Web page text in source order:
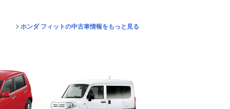
ホンダ フィットの中古車情報をもっと見る